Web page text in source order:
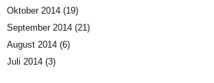
Oktober 2014 (19)
September 2014 (21)
August 2014 (6)
Juli 2014 (3)